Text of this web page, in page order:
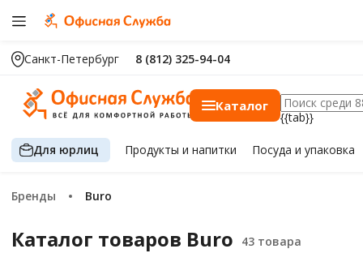
Санкт-Петербург 8 (812) 325-94-04
Каталог
{{tab}}
Для юрлиц Продуктыи напитки Посуда и упаковка
Бренды Buro
Каталог товаров Buro